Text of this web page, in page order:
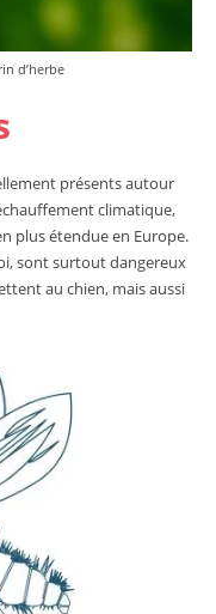
d’herbe
présents autour
climatique,
plus étendue en Europe.
sont surtout dangereux
au chien, mais aussi